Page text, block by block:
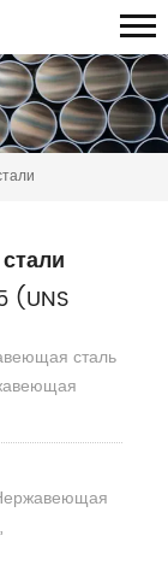
(UNS
сталь